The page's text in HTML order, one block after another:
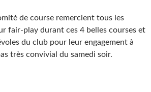
de course remercient tous les
fair-play durant ces 4 belles courses et
du club pour leur engagement à
très convivial du samedi soir.